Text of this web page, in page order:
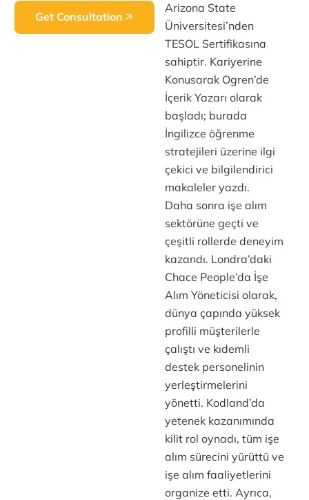
Get Consultation
Arizona State
Üniversitesi’nden
TESOL Sertifikasına
sahiptir. Kariyerine
Konusarak Ogren’de
İçerik Yazarı olarak
başladı; burada
İngilizce öğrenme
stratejileri üzerine ilgi
çekici ve bilgilendirici
makaleler yazdı.
Daha sonra işe alım
sektörüne geçti ve
çeşitli rollerde deneyim
kazandı. Londra’daki
Chace People’da İşe
Alım Yöneticisi olarak,
dünya çapında yüksek
profilli müşterilerle
çalıştı ve kıdemli
destek personelinin
yerleştirmelerini
yönetti. Kodland’da
yetenek kazanımında
kilit rol oynadı, tüm işe
alım sürecini yürüttü ve
işe alım faaliyetlerini
organize etti. Ayrıca,